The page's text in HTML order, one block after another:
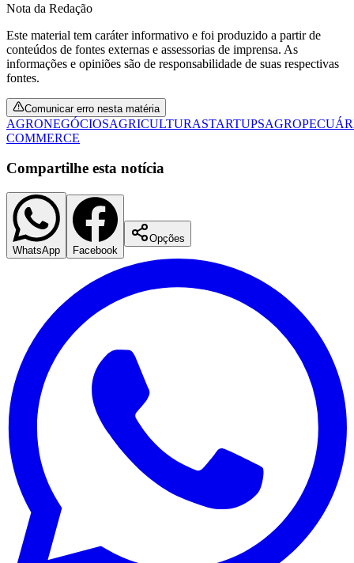
Nota da Redação
Este material tem caráter informativo e foi produzido a partir de
conteúdos de fontes externas e assessorias de imprensa. As
informações e opiniões são de responsabilidade de suas respectivas
fontes.
Comunicar erro nesta matéria
AGRONEGÓCIOSAGRICULTURASTARTUPS
COMMERCE
Compartilhe esta notícia
WhatsApp Facebook
Opções